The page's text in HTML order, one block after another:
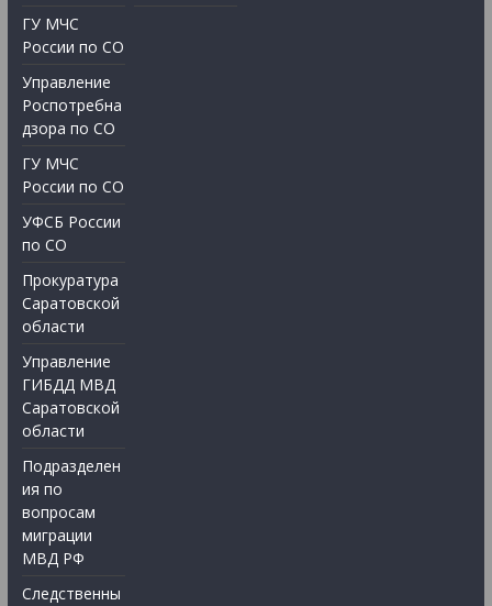
ГУ МЧС
России по СО
Управление
Роспотребна
дзора по СО
ГУ МЧС
России по СО
УФСБ России
по СО
Прокуратура
Саратовской
области
Управление
ГИБДД МВД
Саратовской
области
Подразделен
ия по
вопросам
миграции
МВД РФ
Следственны